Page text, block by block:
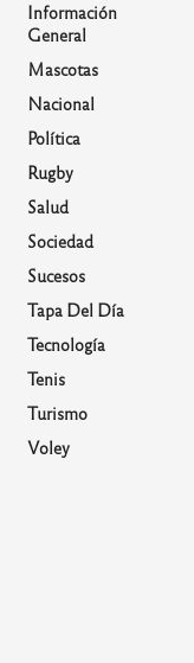
Información
General
Mascotas
Nacional
Política
Rugby
Salud
Sociedad
Sucesos
Tapa Del Día
Tecnología
Tenis
Turismo
Voley